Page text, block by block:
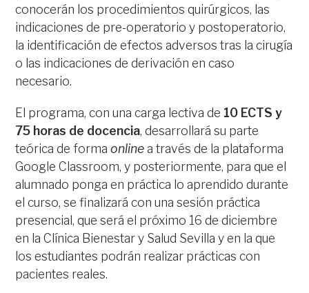
conocerán los procedimientos quirúrgicos, las
indicaciones de pre-operatorio y postoperatorio,
la identificación de efectos adversos tras la cirugía
o las indicaciones de derivación en caso
necesario.
El programa, con una carga lectiva de 10 ECTS y
75 horas de docencia, desarrollará su parte
teórica de formaonlinea través de la plataforma
Google Classroom, y posteriormente, para que el
alumnado ponga en práctica lo aprendido durante
el curso, se finalizará con una sesión práctica
presencial, que será el próximo 16 de diciembre
en la Clínica Bienestar y Salud Sevilla y en la que
los estudiantes podrán realizar prácticas con
pacientes reales.